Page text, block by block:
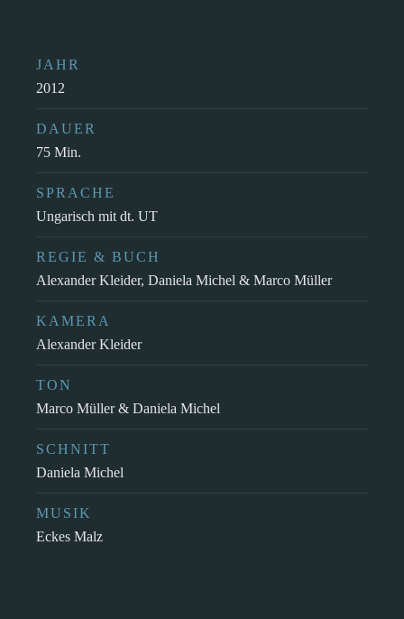
JAHR
2012
DAUER
75 Min.
SPRACHE
Ungarisch mit dt. UT
REGIE & BUCH
Alexander Kleider, Daniela Michel & Marco Müller
KAMERA
Alexander Kleider
TON
Marco Müller & Daniela Michel
SCHNITT
Daniela Michel
MUSIK
Eckes Malz